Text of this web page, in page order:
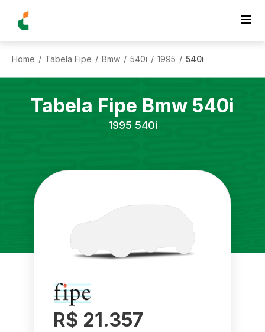
Home / Tabela Fipe / Bmw / 540i / 1995 / 540i
Tabela Fipe Bmw 540i
1995 540i
R$ 21.357